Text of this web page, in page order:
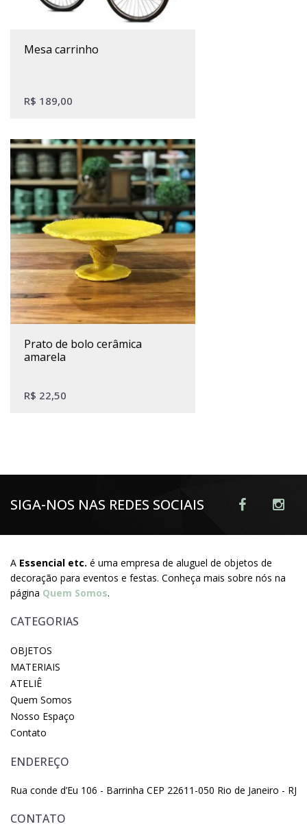
mesa carrinho
R$ 189,00
prato de bolo cerâmica
amarela
R$ 22,50
SIGA-NOS NAS REDES SOCIAIS
A Essencial etc. é uma empresa de aluguel de objetos de
decoração para eventos e festas. Conheça mais sobre nós na
página Quem Somos.
CATEGORIAS
OBJETOS
MATERIAIS
ATELIÊ
Quem Somos
Nosso Espaço
Contato
ENDEREÇO
Rua conde d’Eu 106 - Barrinha CEP 22611-050 Rio de Janeiro - RJ
CONTATO